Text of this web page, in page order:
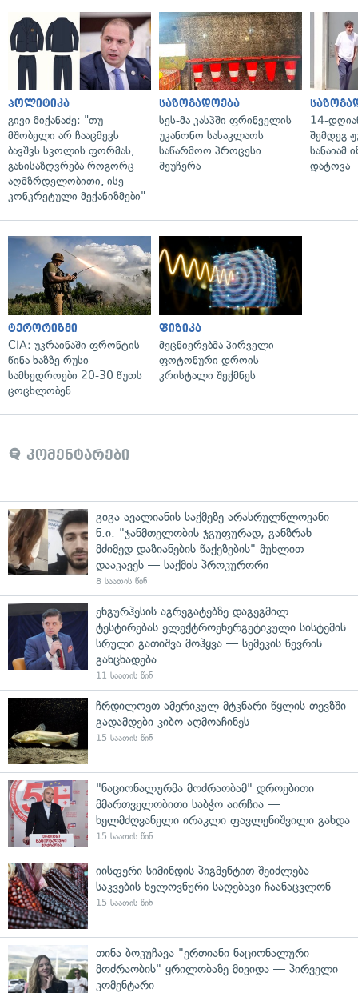
პოლიტიკა
გივი მიქანაძე: "თუ
მშობელი არ ჩააცმევს
ბავშვს სკოლის ფორმას,
განისაზღვრება როგორც
აღმზრდელობითი, ისე
კონკრეტული მექანიზმები"
საზოგადოება
სეს-მა კასპში ფრინველის
უკანონო სასაკლაოს
საწარმოო პროცესი
შეუჩერა
14-
შემდეგ
დატოვა
ტერორიზმი
CIA: უკრაინაში ფრონტის
წინა ხაზზე რუსი
სამხედროები 20-30 წუთს
ცოცხლობენ
ფიზიკა
მეცნიერებმა პირველი
ფოტონური დროის
კრისტალი შექმნეს
კომენტარები
გიგა ავალიანის საქმეზე არასრულწლოვანი
ნ.ი. "ჯანმთელობის ჯგუფურად, განზრახ
მძიმედ დაზიანების წაქეზების" მუხლით
დააკავეს — საქმის პროკურორი
8 საათის წინ
ენგურჰესის აგრეგატებზე დაგეგმილ
ტესტირებას ელექტროენერგეტიკული სისტემის
სრული გათიშვა მოჰყვა — სემეკის წევრის
განცხადება
11 საათის წინ
ჩრდილოეთ ამერიკულ მტკნარი წყლის თევზში
გადამდები კიბო აღმოაჩინეს
15 საათის წინ
"ნაციონალურმა მოძრაობამ" დროებითი
მმართველობითი საბჭო აირჩია —
ხელმძღვანელი ირაკლი ფავლენიშვილი გახდა
15 საათის წინ
იისფერი სიმინდის პიგმენტით შეიძლება
საკვების ხელოვნური საღებავი ჩაანაცვლონ
15 საათის წინ
თინა ბოკუჩავა "ერთიანი ნაციონალური
მოძრაობის" ყრილობაზე მივიდა — პირველი
კომენტარი